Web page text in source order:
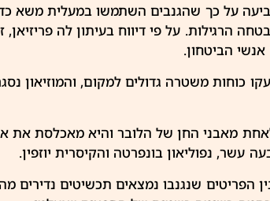
על כך שהגנבים השתמשו במעלית משא
הרגילות. על פי דיווח בעיתון לה
הביטחון.
כוחות משטרה גדולים למקום, והמוזיאון
מאבני החן של הלובר והיא מאכלסת את
עשר, נפוליאון בונפרטה והקיסרית יוזפין.
הפריטים שנגנבו נמצאים תכשיטים נדירים